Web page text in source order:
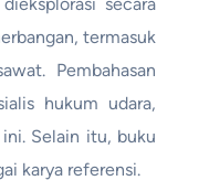
termasuk
Pembahasan
hukum udara,
Selain itu, buku
karya referensi.